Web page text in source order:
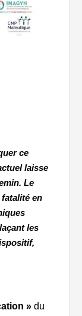
ce
laisse
Le
en
les
»du